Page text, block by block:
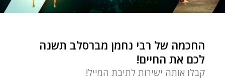
מאמרים קשורים
החכמה של רבי נחמן מברסלב תשנה
לכם את החיים!
קבלו אותה ישירות לתיבת המייל!